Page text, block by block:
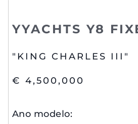
YYACHTS Y8
"KING CHARLES III"
€ 4,500,000
Ano modelo: